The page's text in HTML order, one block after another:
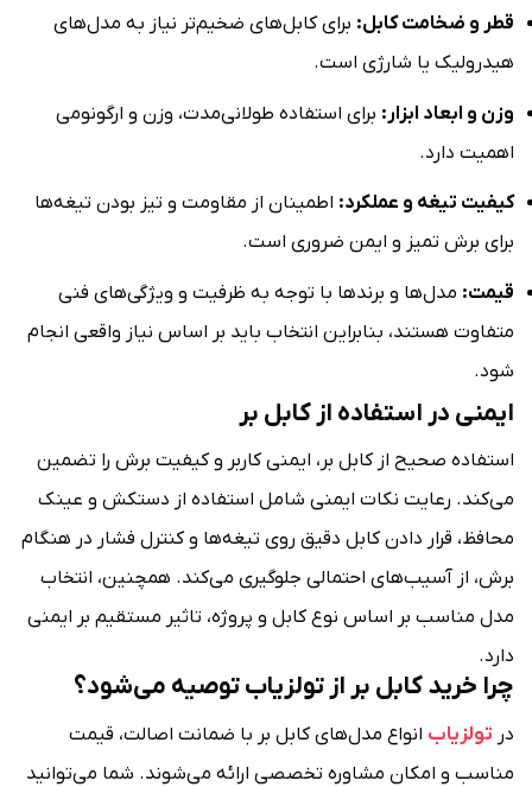
قطر و ضخامت کابل: برای کابل‌های ضخیم‌تر نیاز به مدل‌های
هیدرولیک یا شارژی است.
وزن و ابعاد ابزار: برای استفاده طولانی‌مدت، وزن و ارگونومی
اهمیت دارد.
کیفیت تیغه و عملکرد: اطمینان از مقاومت و تیز بودن تیغه‌ها
برای برش تمیز و ایمن ضروری است.
قیمت: مدل‌ها و برندها با توجه به ظرفیت و ویژگی‌های فنی
متفاوت هستند، بنابراین انتخاب باید بر اساس نیاز واقعی انجام
شود.
ایمنی در استفاده از کابل بر
استفاده صحیح از کابل بر، ایمنی کاربر و کیفیت برش را تضمین
می‌کند. رعایت نکات ایمنی شامل استفاده از دستکش و عینک
محافظ، قرار دادن کابل دقیق روی تیغه‌ها و کنترل فشار در هنگام
برش، از آسیب‌های احتمالی جلوگیری می‌کند. همچنین، انتخاب
مدل مناسب بر اساس نوع کابل و پروژه، تاثیر مستقیم بر ایمنی
دارد.
چرا خرید کابل بر از تولزیاب توصیه می‌شود؟
در تولزیاب انواع مدل‌های کابل بر با ضمانت اصالت، قیمت
مناسب و امکان مشاوره تخصصی ارائه می‌شوند. شما می‌توانید